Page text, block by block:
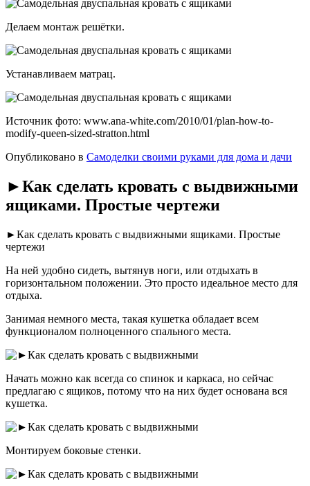
Делаем монтаж решётки.
Устанавливаем матрац.
Источник фото: www.ana-white.com/2010/01/plan-how-to-
modify-queen-sized-stratton.html
Опубликовано в Самоделки своими руками для дома и дачи
►Как сделать кровать с выдвижными
ящиками. Простые чертежи
►Как сделать кровать с выдвижными ящиками. Простые
чертежи
На ней удобно сидеть, вытянув ноги, или отдыхать в
горизонтальном положении. Это просто идеальное место для
отдыха.
Занимая немного места, такая кушетка обладает всем
функционалом полноценного спального места.
Начать можно как всегда со спинок и каркаса, но сейчас
предлагаю с ящиков, потому что на них будет основана вся
кушетка.
Монтируем боковые стенки.